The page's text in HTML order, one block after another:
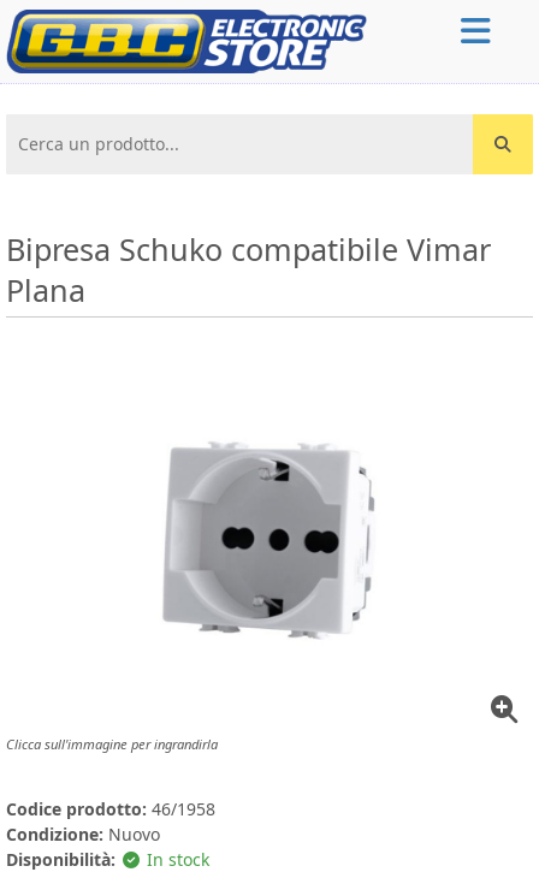
Cerca un prodotto...
Bipresa Schuko compatibile Vimar
Plana
Clicca sull'immagine per ingrandirla
Codice prodotto: 46/1958
Condizione: Nuovo
Disponibilità:
In stock